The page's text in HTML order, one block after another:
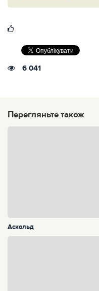
6 041
Перегляньте також
Аскольд